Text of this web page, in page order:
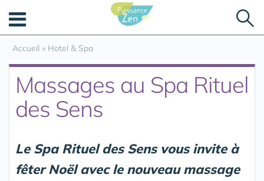
Accueil » Hotel & Spa
Massages au Spa Rituel
des Sens
Le Spa Rituel des Sens vous invite à
fêter Noël avec le nouveau massage
Panneau de gestion des cookies